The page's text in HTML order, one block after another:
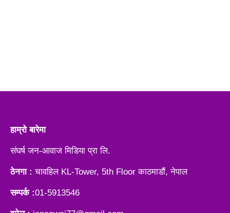
हाम्रो बारेमा
संघर्ष जन-आवाज मिडिया प्रा लि.
ठेनगा : चावहिल KL-Tower, 5th Floor काठमाडौं, नेपाल
सम्पर्क :01-5913546